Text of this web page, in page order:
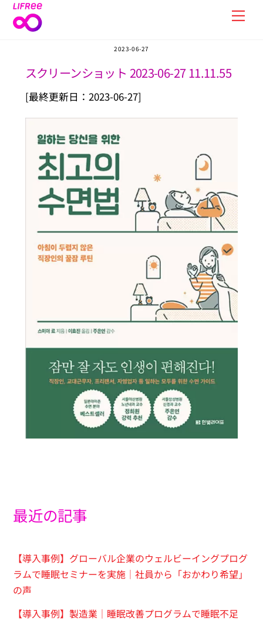
Skip
2023-06-27
スクリーンショット 2023-06-27 11.11.55
[最終更新日：2023-06-27]
最近の記事
【導入事例】グローバル企業のウェルビーイングプログ
ラムで睡眠セミナーを実施｜社員から「おかわり希望」
の声
【導入事例】製造業｜睡眠改善プログラムで睡眠不足